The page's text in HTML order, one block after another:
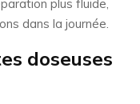
plus fluide,
dans la journée.
doseuses